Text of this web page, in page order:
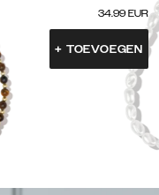
34.99 EUR
+ TOEVOEGEN